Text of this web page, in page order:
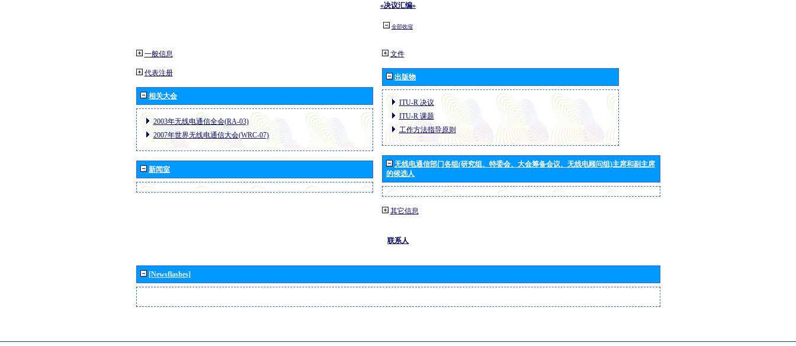
«决议汇编»
全部收缩
一般信息
代表注册
相关大会
2003年无线电通信全会(RA-03)
2007年世界无线电通信大会(WRC-07)
新闻室
文件
出版物
ITU-R 决议
ITU-R 课题
工作方法指导原则
无线电通信部门各组(研究组、特委会、大会筹备会议、无线电顾问组)主席和副主席
的候选人
其它信息
联系人
[Newsflashes]